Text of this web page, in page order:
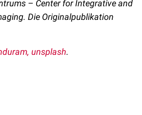
– Center for Integrative and
Die Originalpublikation
unsplash.